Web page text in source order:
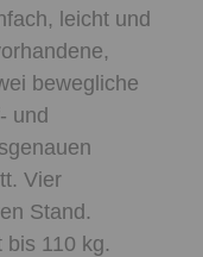
leicht und
bewegliche
und
Vier
Stand.
110 kg.